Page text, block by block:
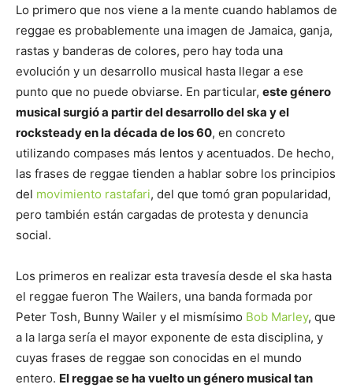
Lo primero que nos viene a la mente cuando hablamos de
reggae es probablemente una imagen de Jamaica, ganja,
rastas y banderas de colores, pero hay toda una
evolución y un desarrollo musical hasta llegar a ese
punto que no puede obviarse. En particular, este género
musical surgió a partir del desarrollo del ska y el
rocksteady en la década de los 60, en concreto
utilizando compases más lentos y acentuados. De hecho,
las frases de reggae tienden a hablar sobre los principios
del movimiento rastafari, del que tomó gran popularidad,
pero también están cargadas de protesta y denuncia
social.
Los primeros en realizar esta travesía desde el ska hasta
el reggae fueron The Wailers, una banda formada por
Peter Tosh, Bunny Wailer y el mismísimo Bob Marley, que
a la larga sería el mayor exponente de esta disciplina, y
cuyas frases de reggae son conocidas en el mundo
entero. El reggae se ha vuelto un género musical tan